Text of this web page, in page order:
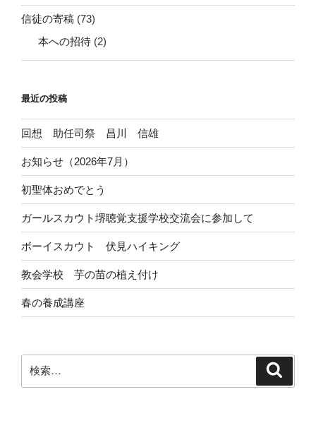
信徒の寄稿 (73)
本への招待 (2)
最近の投稿
回想 助任司祭 昌川 信雄
お知らせ（2026年7月）
初聖体おめでとう
ガールスカウト堺聴覚支援学校交流会に参加して
ボーイスカウト 伏見ハイキング
教会学校 芋の苗の植え付け
春の養成講座
索: